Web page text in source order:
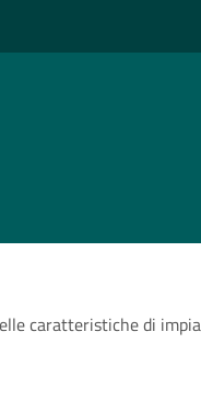
caratteristiche di